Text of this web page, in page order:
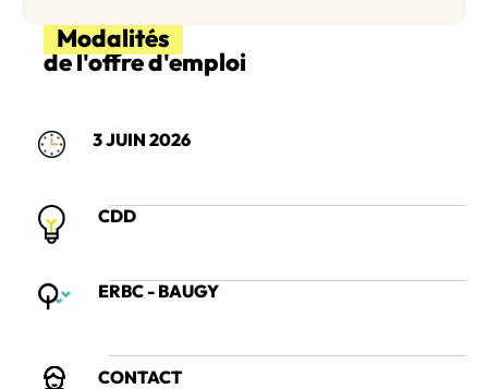
Modalités
de l'offre d'emploi
3 JUIN 2026
CDD
ERBC - BAUGY
CONTACT